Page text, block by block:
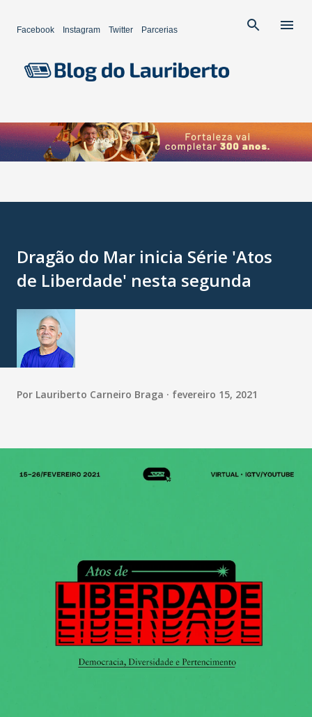
Facebook Instagram Twitter Parcerias
Dragão do Mar inicia Série 'Atos
de Liberdade' nesta segunda
Por Lauriberto Carneiro Braga fevereiro 15, 2021